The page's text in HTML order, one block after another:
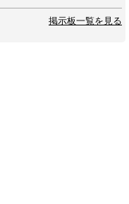
掲示板一覧を見る